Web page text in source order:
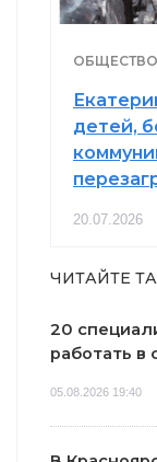
ОБЩЕСТВО
детей,
20.07.2026
ЧИТАЙТЕ
20
работать в
05.08.2026 19:40